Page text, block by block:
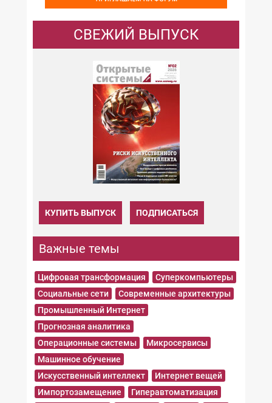
СВЕЖИЙ ВЫПУСК
КУПИТЬ ВЫПУСК ПОДПИСАТЬСЯ
Важные темы
Цифровая трансформация
Суперкомпьютеры
Социальные сети
Современные архитектуры
Промышленный Интернет
Прогнозная аналитика
Операционные системы
Микросервисы
Машинное обучение
Искусственный интеллект
Интернет вещей
Импортозамещение
Гиперавтоматизация